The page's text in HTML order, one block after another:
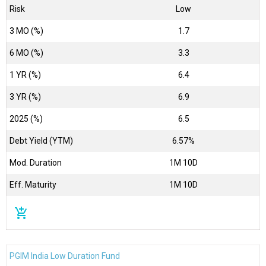
Risk Low
3 MO (%) 1.7
6 MO (%) 3.3
1 YR (%) 6.4
3 YR (%) 6.9
2025 (%) 6.5
Debt Yield (YTM) 6.57%
Mod. Duration 1M 10D
Eff. Maturity 1M 10D
add_shopping_cart
PGIM India Low Duration Fund